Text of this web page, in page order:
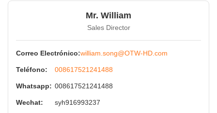
Mr. William
Sales Director
Correo Electrónico:william.song@OTW-HD.com
Teléfono: 008617521241488
Whatsapp: 008617521241488
Wechat: syh916993237